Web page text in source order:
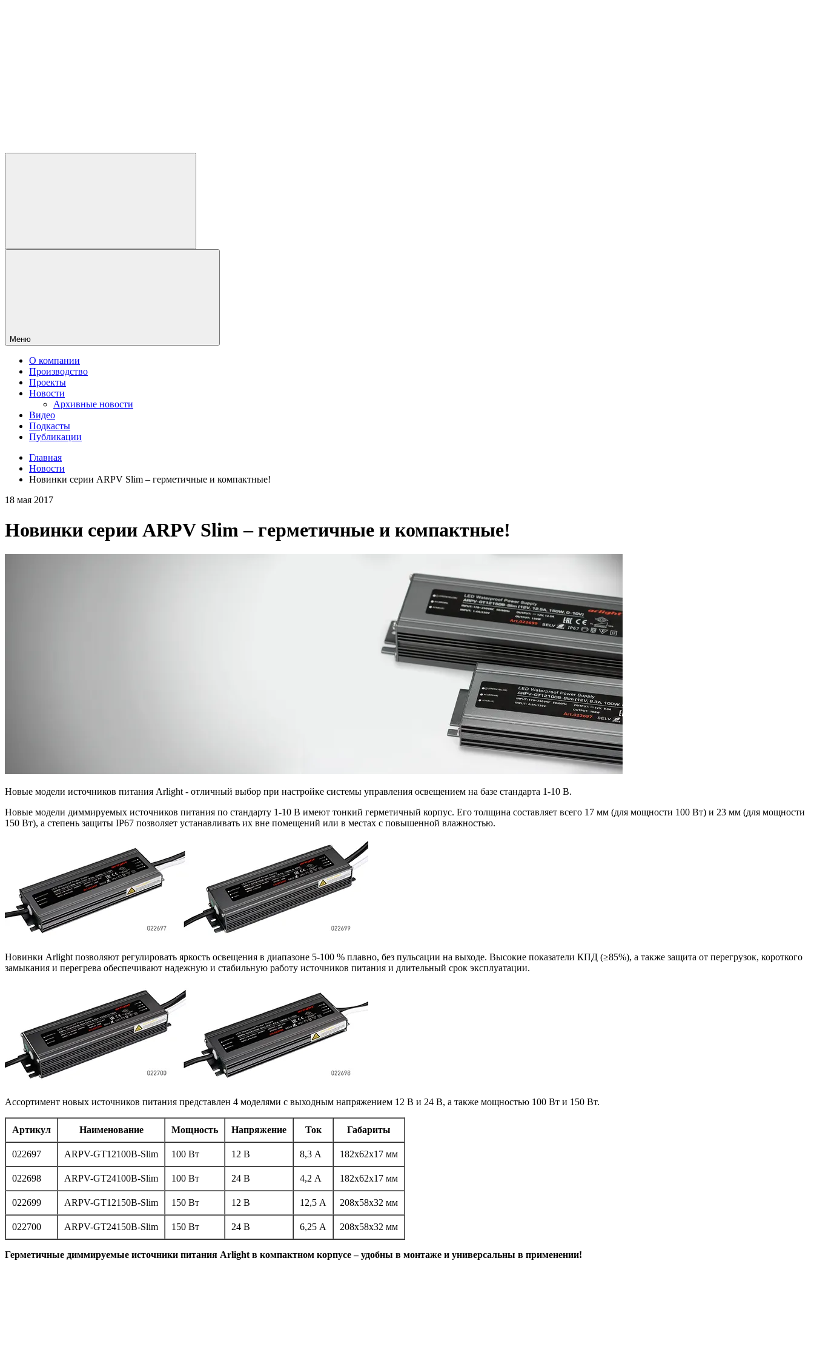
Меню
О компании
Производство
Проекты
Новости
Архивные новости
Видео
Подкасты
Публикации
Главная
Новости
Новинки серии ARPV Slim – герметичные и компактные!
18 мая 2017
Новинки серии ARPV Slim – герметичные и компактные!
Новые модели источников питания Arlight - отличный выбор при настройке системы управления освещением на базе стандарта 1-10 В.
Новые модели диммируемых источников питания по стандарту 1-10 В имеют тонкий герметичный корпус. Его толщина составляет всего 17 мм (для мощности 100 Вт) и 23 мм (для мощности
150 Вт), а степень защиты IP67 позволяет устанавливать их вне помещений или в местах с повышенной влажностью.
Новинки Arlight позволяют регулировать яркость освещения в диапазоне 5-100 % плавно, без пульсации на выходе. Высокие показатели КПД (≥85%), а также защита от перегрузок, короткого
замыкания и перегрева обеспечивают надежную и стабильную работу источников питания и длительный срок эксплуатации.
Ассортимент новых источников питания представлен 4 моделями с выходным напряжением 12 В и 24 В, а также мощностью 100 Вт и 150 Вт.
Артикул Наименование Мощность Напряжение Ток Габариты
022697 ARPV-GT12100B-Slim 100 Вт 12 В 8,3 А 182х62х17 мм
022698 ARPV-GT24100B-Slim 100 Вт 24 В 4,2 А 182х62х17 мм
022699 ARPV-GT12150B-Slim 150 Вт 12 В 12,5 А 208х58х32 мм
022700 ARPV-GT24150B-Slim 150 Вт 24 В 6,25 А 208х58х32 мм
Герметичные диммируемые источники питания Arlight в компактном корпусе – удобны в монтаже и универсальны в применении!